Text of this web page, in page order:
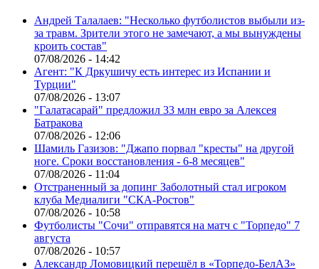
Андрей Талалаев: "Несколько футболистов выбыли из-
за травм. Зрители этого не замечают, а мы вынуждены
кроить состав"
07/08/2026 - 14:42
Агент: "К Дркушичу есть интерес из Испании и
Турции"
07/08/2026 - 13:07
"Галатасарай" предложил 33 млн евро за Алексея
Батракова
07/08/2026 - 12:06
Шамиль Газизов: "Джапо порвал "кресты" на другой
ноге. Сроки восстановления - 6-8 месяцев"
07/08/2026 - 11:04
Отстраненный за допинг Заболотный стал игроком
клуба Медиалиги "СКА-Ростов"
07/08/2026 - 10:58
Футболисты "Сочи" отправятся на матч с "Торпедо" 7
августа
07/08/2026 - 10:57
Александр Ломовицкий перешёл в «Торпедо-БелАЗ»